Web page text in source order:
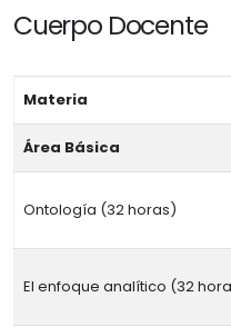
Cuerpo Docente
Materia
Área Básica
Ontología (32 horas)
El enfoque analítico (32